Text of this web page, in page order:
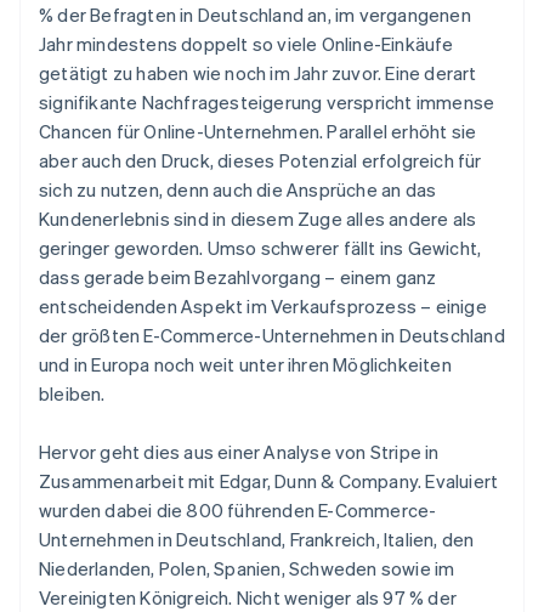
% der Befragten in Deutschland an, im vergangenen
Jahr mindestens doppelt so viele Online-Einkäufe
getätigt zu haben wie noch im Jahr zuvor. Eine derart
signifikante Nachfragesteigerung verspricht immense
Chancen für Online-Unternehmen. Parallel erhöht sie
aber auch den Druck, dieses Potenzial erfolgreich für
sich zu nutzen, denn auch die Ansprüche an das
Kundenerlebnis sind in diesem Zuge alles andere als
geringer geworden. Umso schwerer fällt ins Gewicht,
dass gerade beim Bezahlvorgang – einem ganz
entscheidenden Aspekt im Verkaufsprozess – einige
der größten E-Commerce-Unternehmen in Deutschland
und in Europa noch weit unter ihren Möglichkeiten
bleiben.
Hervor geht dies aus einer Analyse von Stripe in
Zusammenarbeit mit Edgar, Dunn & Company. Evaluiert
wurden dabei die 800 führenden E-Commerce-
Unternehmen in Deutschland, Frankreich, Italien, den
Niederlanden, Polen, Spanien, Schweden sowie im
Vereinigten Königreich. Nicht weniger als 97 % der